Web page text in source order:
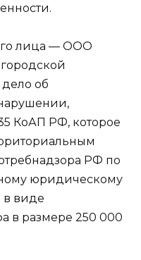
лица — ООО
об
КоАП РФ, которое
РФ по
юридическому
в виде
в размере 250 000